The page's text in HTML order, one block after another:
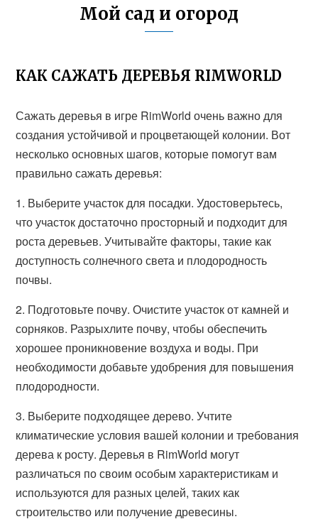
Мой сад и огород
КАК САЖАТЬ ДЕРЕВЬЯ RIMWORLD
Сажать деревья в игре RimWorld очень важно для
создания устойчивой и процветающей колонии. Вот
несколько основных шагов, которые помогут вам
правильно сажать деревья:
1. Выберите участок для посадки. Удостоверьтесь,
что участок достаточно просторный и подходит для
роста деревьев. Учитывайте факторы, такие как
доступность солнечного света и плодородность
почвы.
2. Подготовьте почву. Очистите участок от камней и
сорняков. Разрыхлите почву, чтобы обеспечить
хорошее проникновение воздуха и воды. При
необходимости добавьте удобрения для повышения
плодородности.
3. Выберите подходящее дерево. Учтите
климатические условия вашей колонии и требования
дерева к росту. Деревья в RimWorld могут
различаться по своим особым характеристикам и
используются для разных целей, таких как
строительство или получение древесины.